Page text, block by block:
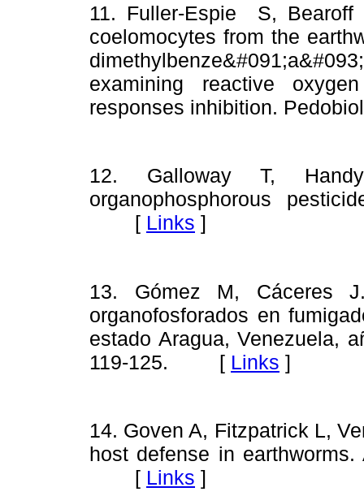
11. Fuller-Espie S,
coelomocytes from the
examining reactive
responses inhibition.
12. Galloway T,
organophosphorous
[ Links ]
13. Gómez M, Cáceres
organofosforados en
estado Aragua, Venezuela,
119-125.
[ Links ]
14. Goven A, Fitzpatrick L,
host defense in
[ Links ]